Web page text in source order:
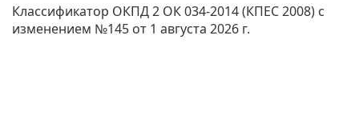
Классификатор ОКПД 2 ОК 034-2014 (КПЕС 2008) с
изменением №145 от 1 августа 2026 г.